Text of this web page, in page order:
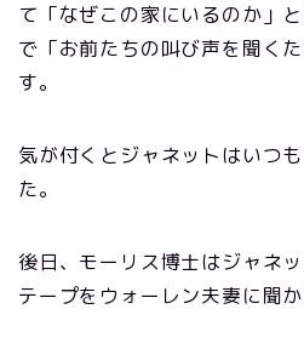
て「なぜこの家にいるのか」
で「お前たちの叫び声を聞く
す。
気が付くとジャネットはいつ
た。
後日、モーリス博士はジャネ
テープをウォーレン夫妻に聞か